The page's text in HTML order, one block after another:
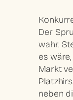
Der
wahr.
es
Markt
neben